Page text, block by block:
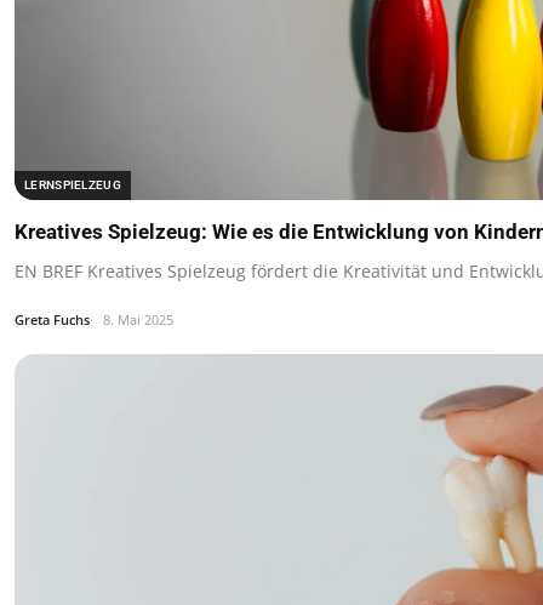
LERNSPIELZEUG
Kreatives Spielzeug: Wie es die Entwicklung von
EN BREF Kreatives Spielzeug fördert die Kreativität und
Greta Fuchs 8. Mai 2025